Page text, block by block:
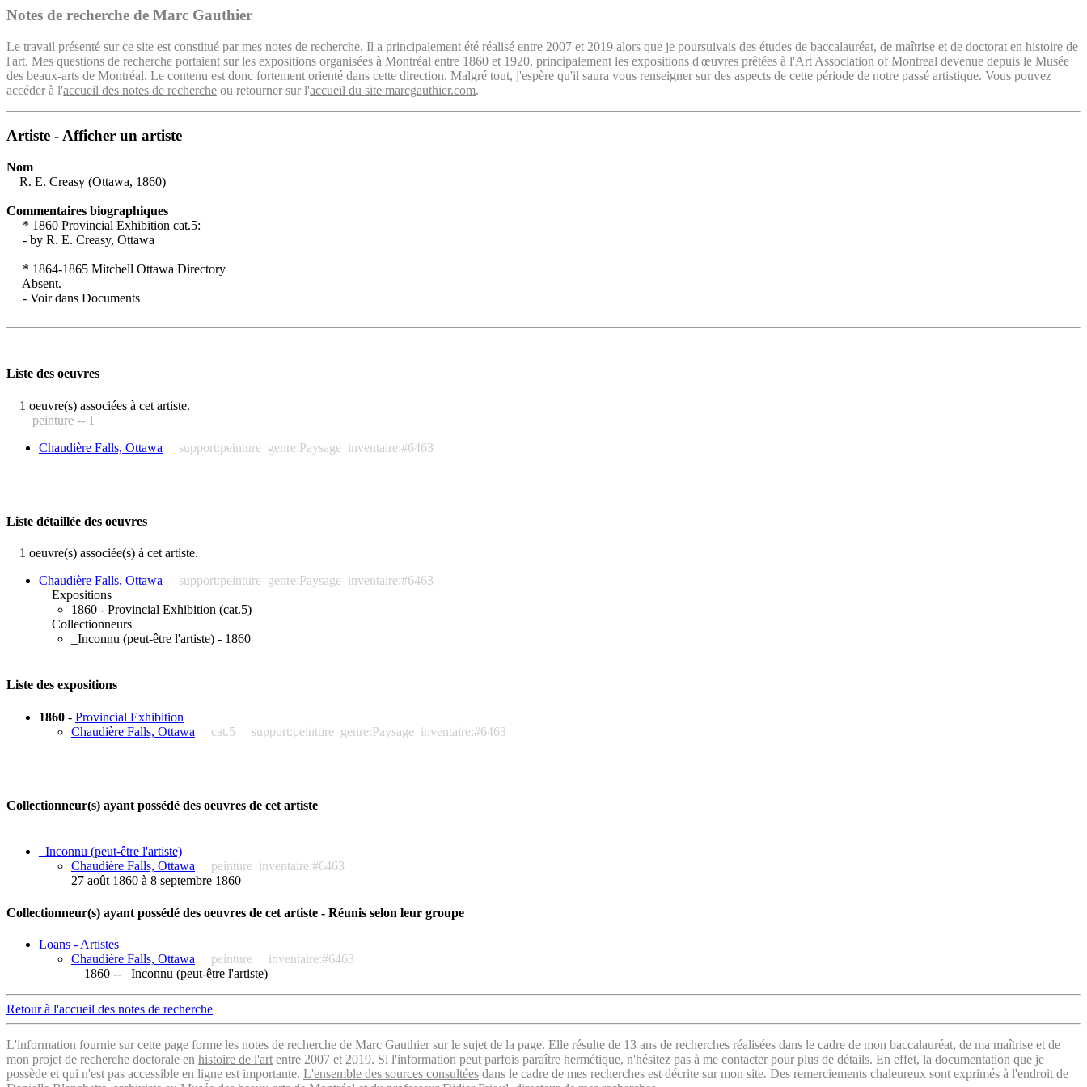
Notes de recherche de Marc Gauthier
Le travail présenté sur ce site est constitué par mes notes de recherche. Il a principalement été réalisé entre 2007 et 2019 alors que je poursuivais des études de baccalauréat, de maîtrise et de doctorat en histoire de
l'art. Mes questions de recherche portaient sur les expositions organisées à Montréal entre 1860 et 1920, principalement les expositions d'œuvres prêtées à l'Art Association of Montreal devenue depuis le Musée
des beaux-arts de Montréal. Le contenu est donc fortement orienté dans cette direction. Malgré tout, j'espère qu'il saura vous renseigner sur des aspects de cette période de notre passé artistique. Vous pouvez
accéder à l'accueil des notes de recherche ou retourner sur l'accueil du site marcgauthier.com.
Artiste - Afficher un artiste
Nom
R. E. Creasy (Ottawa, 1860)
Commentaires biographiques
* 1860 Provincial Exhibition cat.5:
- by R. E. Creasy, Ottawa
* 1864-1865 Mitchell Ottawa Directory
Absent.
- Voir dans Documents
Liste des oeuvres
1 oeuvre(s) associées à cet artiste.
peinture -- 1
Chaudière Falls, Ottawa
support:peinture genre:Paysage inventaire:#6463
Liste détaillée des oeuvres
1 oeuvre(s) associée(s) à cet artiste.
Chaudière Falls, Ottawa
support:peinture genre:Paysage inventaire:#6463
Expositions
1860 - Provincial Exhibition (cat.5)
Collectionneurs
_Inconnu (peut-être l'artiste) - 1860
Liste des expositions
1860 - Provincial Exhibition
Chaudière Falls, Ottawa
cat.5 support:peinture genre:Paysage inventaire:#6463
Collectionneur(s) ayant possédé des oeuvres de cet artiste
_Inconnu (peut-être l'artiste)
Chaudière Falls, Ottawa
peinture inventaire:#6463
27 août 1860 à 8 septembre 1860
Collectionneur(s) ayant possédé des oeuvres de cet artiste - Réunis selon leur groupe
Loans - Artistes
Chaudière Falls, Ottawa
peinture
inventaire:#6463
1860 -- _Inconnu (peut-être l'artiste)
Retour à l'accueil des notes de recherche
L'information fournie sur cette page forme les notes de recherche de Marc Gauthier sur le sujet de la page. Elle résulte de 13 ans de recherches réalisées dans le cadre de mon baccalauréat, de ma maîtrise et de
mon projet de recherche doctorale en histoire de l'art entre 2007 et 2019. Si l'information peut parfois paraître hermétique, n'hésitez pas à me contacter pour plus de détails. En effet, la documentation que je
possède et qui n'est pas accessible en ligne est importante. L'ensemble des sources consultées dans le cadre de mes recherches est décrite sur mon site. Des remerciements chaleureux sont exprimés à l'endroit de